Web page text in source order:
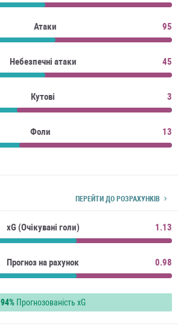
Атаки 95
Небезпечні атаки 45
Кутові 3
Фоли 13
ПЕРЕЙТИ ДО РОЗРАХУНКІВ
xG (Очікувані голи) 1.13
Прогноз на рахунок 0.98
94%Прогнозованість xG